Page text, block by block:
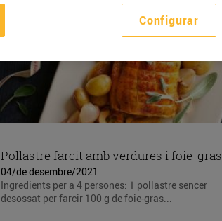
Pollastre farcit amb verdures i foie-gras
04/de desembre/2021
Ingredients per a 4 persones: 1 pollastre sencer
desossat per farcir 100 g de foie-gras...
Configurar